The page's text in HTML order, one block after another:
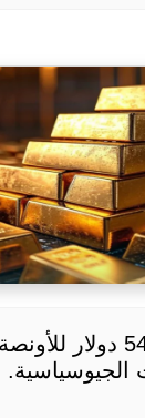
الذهب يتجاوز 5400 دولار للأونصة
الجيوسياسية.